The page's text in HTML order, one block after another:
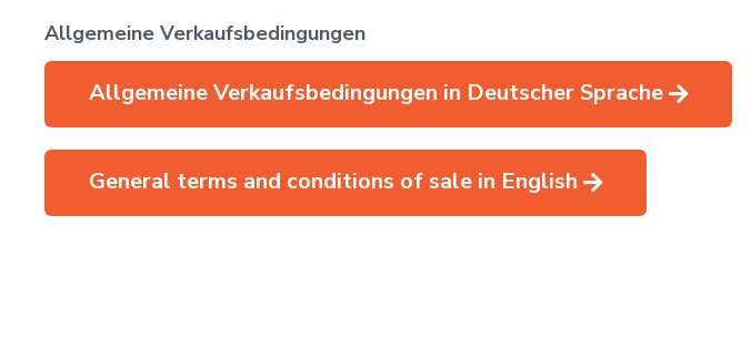
Allgemeine Verkaufsbedingungen
Allgemeine Verkaufsbedingungen in Deutscher Sprache
General terms and conditions of sale in English